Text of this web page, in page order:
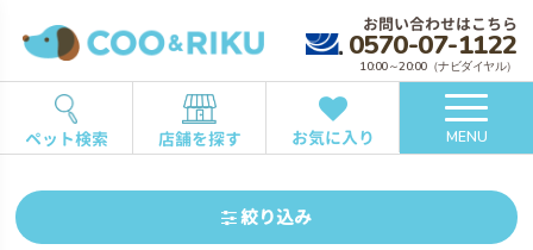
お問い合わせはこちら
0570-07-1122
10:00～20:00（ナビダイヤル）
ペット検索 店舗を探す お気に入り MENU
絞り込み